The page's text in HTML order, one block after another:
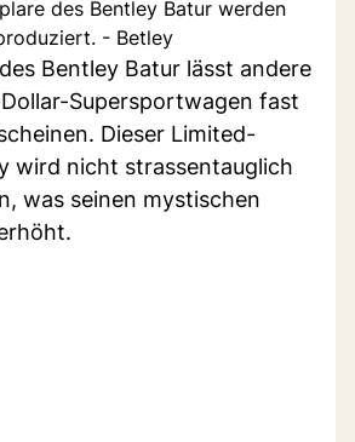
des Bentley Batur werden
- Betley
Bentley Batur lässt andere
Supersportwagen fast
Dieser Limited-
wird nicht strassentauglich
was seinen mystischen